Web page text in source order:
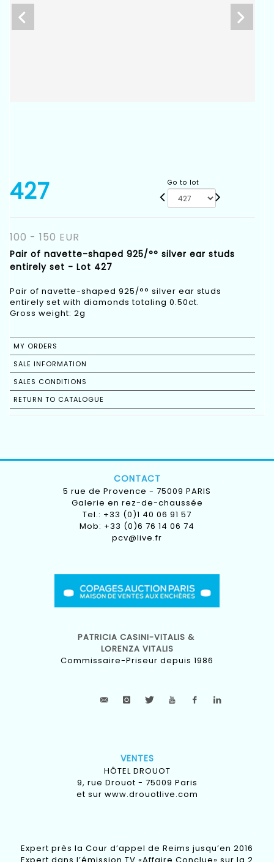
427 Go to lot
100 - 150 EUR
Pair of navette-shaped 925/°° silver ear studs
entirely set - Lot 427
Pair of navette-shaped 925/°° silver ear studs
entirely set with diamonds totaling 0.50ct.
Gross weight: 2g
MY ORDERS
SALE INFORMATION
SALES CONDITIONS
RETURN TO CATALOGUE
CONTACT
5 rue de Provence - 75009 PARIS
Galerie en rez-de-chaussée
Tel.: +33 (0)1 40 06 91 57
Mob: +33 (0)6 76 14 06 74
pcv@live.fr
PATRICIA CASINI-VITALIS &
LORENZA VITALIS
Commissaire-Priseur depuis 1986
VENTES
HÔTEL DROUOT
9, rue Drouot - 75009 Paris
et sur www.drouotlive.com
Expert près la Cour d’appel de Reims jusqu’en 2016